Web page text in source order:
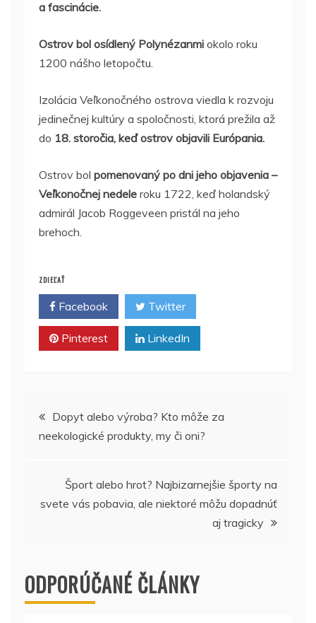
a fascinácie.
Ostrov bol osídlený Polynézanmi okolo roku
1200 nášho letopočtu.
Izolácia Veľkonočného ostrova viedla k rozvoju
jedinečnej kultúry a spoločnosti, ktorá prežila až
do 18. storočia, keď ostrov objavili Európania.
Ostrov bol pomenovaný po dni jeho objavenia –
Veľkonočnej nedele roku 1722, keď holandský
admirál Jacob Roggeveen pristál na jeho
brehoch.
ZDIEĽAŤ
Facebook Twitter
Pinterest LinkedIn
Navigácia
článku
Dopyt alebo výroba? Kto môže za
neekologické produkty, my či oni?
Šport alebo hrot? Najbizarnejšie športy na
svete vás pobavia, ale niektoré môžu dopadnúť
aj tragicky
ODPORÚČANÉ ČLÁNKY